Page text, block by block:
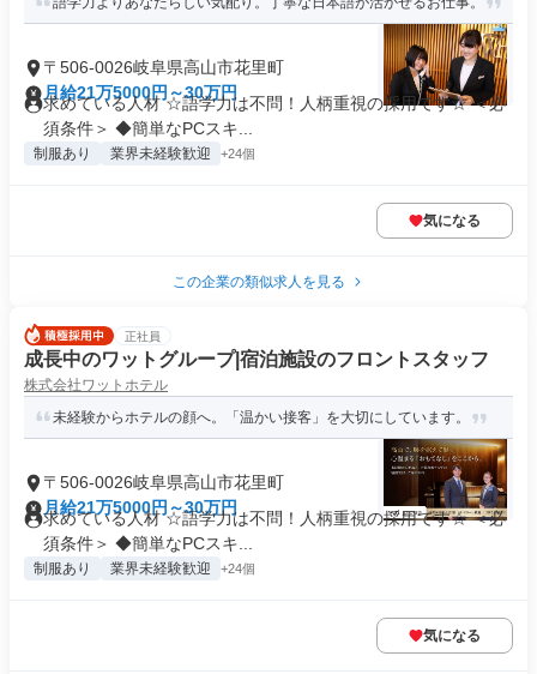
〒506-0026岐阜県高山市花里町
月給21万5000円～30万円
求めている人材 ☆語学力は不問！人柄重視の採用です☆ ＜必
須条件＞ ◆簡単なPCスキ...
制服あり 業界未経験歓迎 +24個
気になる
この企業の類似求人を見る
正社員
成長中のワットグループ|宿泊施設のフロントスタッフ
株式会社ワットホテル
未経験からホテルの顔へ。「温かい接客」を大切にしています。
〒506-0026岐阜県高山市花里町
月給21万5000円～30万円
求めている人材 ☆語学力は不問！人柄重視の採用です☆ ＜必
須条件＞ ◆簡単なPCスキ...
制服あり 業界未経験歓迎 +24個
気になる